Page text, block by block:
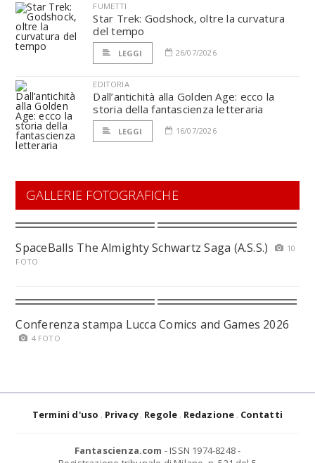
FUMETTI
Star Trek: Godshock, oltre la curvatura
del tempo
LEGGI 26/07/2026
EDITORIA
Dall’antichità alla Golden Age: ecco la
storia della fantascienza letteraria
LEGGI 16/07/2026
GALLERIE FOTOGRAFICHE
SpaceBalls The Almighty Schwartz Saga (A.S.S.)
10
FOTO
Conferenza stampa Lucca Comics and Games 2026
4 FOTO
Termini d'uso Privacy Regole Redazione Contatti
Fantascienza.com - ISSN 1974-8248 -